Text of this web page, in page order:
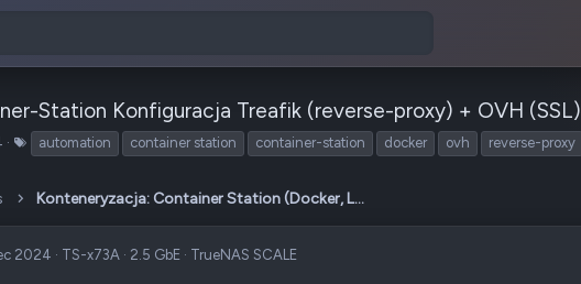
Station Konfiguracja Treafik (reverse-proxy) + OVH (SSL)
automation container station container-station docker ovh reverse-proxy
Konteneryzacja: Container Station (Docker, LXD)
2024 · TS-x73A · 2.5 GbE · TrueNAS SCALE